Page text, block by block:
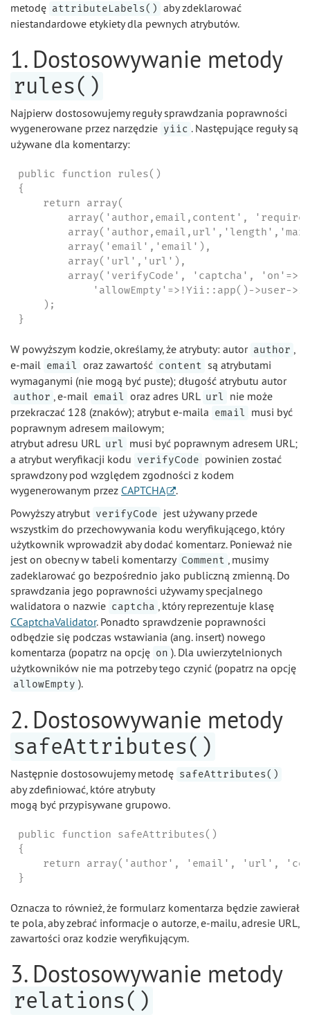
metodę attributeLabels() aby zdeklarować
niestandardowe etykiety dla pewnych atrybutów.
1. Dostosowywanie metody
rules()
Najpierw dostosowujemy reguły sprawdzania poprawności
wygenerowane przez narzędzie yiic . Następujące reguły są
używane dla komentarzy:
public function rules()
{
    return array(
array('author,email,content',
        array('email','email'),
        array('url','url'),
array('verifyCode', 'captcha',
'allowEmpty'=>!Yii::app()->user-
    );
}
W powyższym kodzie, określamy, że atrybuty: autor author ,
e-mail email oraz zawartość content są atrybutami
wymaganymi (nie mogą być puste); długość atrybutu autor
author , e-mail email oraz adres URL url
nie może
przekraczać 128 (znaków); atrybut e-maila email
musi być
poprawnym adresem mailowym;
atrybut adresu URL url
musi być poprawnym adresem URL;
a atrybut weryfikacji kodu verifyCode powinien zostać
sprawdzony pod względem zgodności z kodem
wygenerowanym przez CAPTCHA
.
Powyższy atrybut verifyCode jest używany przede
wszystkim do przechowywania kodu weryfikującego, który
użytkownik wprowadził aby dodać komentarz. Ponieważ nie
jest on obecny w tabeli komentarzy Comment , musimy
zadeklarować go bezpośrednio jako publiczną zmienną. Do
sprawdzania jego poprawności używamy specjalnego
walidatora o nazwie captcha , który reprezentuje klasę
CCaptchaValidator. Ponadto sprawdzenie poprawności
odbędzie się podczas wstawiania (ang. insert) nowego
komentarza (popatrz na opcję on ). Dla uwierzytelnionych
użytkowników nie ma potrzeby tego czynić (popatrz na opcję
allowEmpty ).
2. Dostosowywanie metody
safeAttributes()
Następnie dostosowujemy metodę safeAttributes()
aby zdefiniować, które atrybuty
mogą być przypisywane grupowo.
public function safeAttributes()
{
return array('author', 'email', 'url',
}
Oznacza to również, że formularz komentarza będzie zawierał
te pola, aby zebrać informacje o autorze, e-mailu, adresie URL,
zawartości oraz kodzie weryfikującym.
3. Dostosowywanie metody
relations()